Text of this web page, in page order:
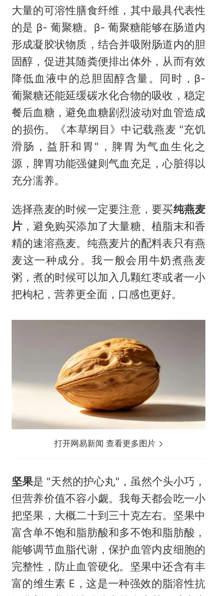
大量的可溶性膳食纤维，其中最具代表性
的是 β- 葡聚糖。β- 葡聚糖能够在肠道内
形成凝胶状物质，结合并吸附肠道内的胆
固醇，促进其随粪便排出体外，从而有效
降低血液中的总胆固醇含量。同时，β-
葡聚糖还能延缓碳水化合物的吸收，稳定
餐后血糖，避免血糖剧烈波动对血管造成
的损伤。《本草纲目》中记载燕麦 "充饥
滑肠，益肝和胃"，脾胃为气血生化之
源，脾胃功能强健则气血充足，心脏得以
充分濡养。
选择燕麦的时候一定要注意，要买纯燕麦
片 ，避免购买添加了大量糖、植脂末和香
精的速溶燕麦。纯燕麦片的配料表只有燕
麦这一种成分。我一般会用牛奶煮燕麦
粥，煮的时候可以加入几颗红枣或者一小
把枸杞，营养更全面，口感也更好。
打开网易新闻 查看更多图片
坚果是 "天然的护心丸"，虽然个头小巧，
但营养价值不容小觑。我每天都会吃一小
把坚果，大概二十到三十克左右。坚果中
富含单不饱和脂肪酸和多不饱和脂肪酸，
能够调节血脂代谢，保护血管内皮细胞的
完整性，防止血管硬化。坚果中还含有丰
富的维生素 E，这是一种强效的脂溶性抗